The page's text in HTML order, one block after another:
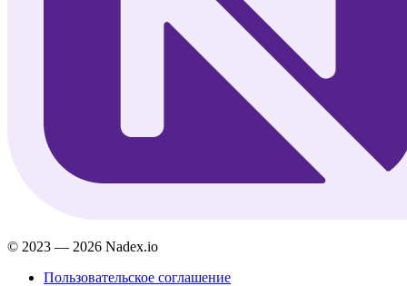
© 2023 — 2026 Nadex.io
Пользовательское соглашение